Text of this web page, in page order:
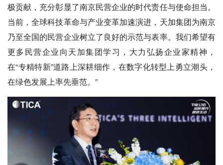
极贡献，充分彰显了南京民营企业的时代责任与使命担当。
当前，全球科技革命与产业变革加速演进，天加集团为南京
乃至全国的民营企业树立了良好的示范与表率。我们希望有
更多民营企业向天加集团学习，大力弘扬企业家精神，
在“专精特新”道路上深耕细作，在数字化转型上勇立潮头，
在绿色发展上率先垂范。”